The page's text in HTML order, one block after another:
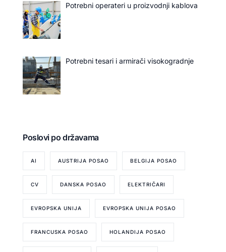
Potrebni operateri u proizvodnji kablova
Potrebni tesari i armirači visokogradnje
Poslovi po državama
AI AUSTRIJA POSAO BELGIJA POSAO
CV DANSKA POSAO ELEKTRIČARI
EVROPSKA UNIJA EVROPSKA UNIJA POSAO
FRANCUSKA POSAO HOLANDIJA POSAO